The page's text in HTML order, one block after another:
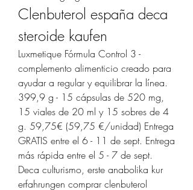
Clenbuterol españa deca
steroide kaufen
Luxmetique Fórmula Control 3 -
complemento alimenticio creado para
ayudar a regular y equilibrar la línea.
399,9 g - 15 cápsulas de 520 mg,
15 viales de 20 ml y 15 sobres de 4
g. 59,75€ (59,75 €/unidad) Entrega
GRATIS entre el 6 - 11 de sept. Entrega
más rápida entre el 5 - 7 de sept.
Deca culturismo, erste anabolika kur
erfahrungen comprar clenbuterol